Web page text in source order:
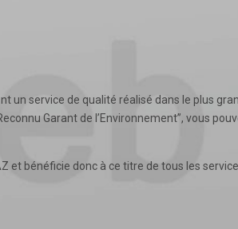
un service de qualité réalisé dans le plus
Garant de l’Environnement”, vous
et bénéficie donc à ce titre de tous les